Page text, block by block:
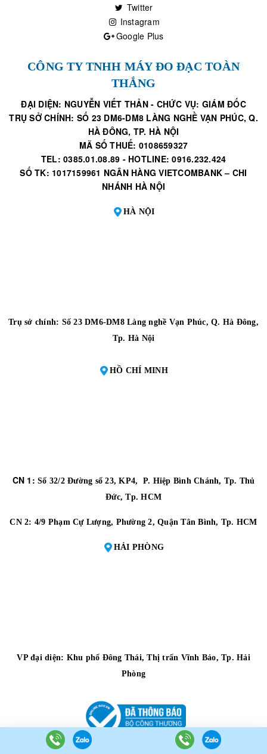
Twitter
Instagram
Google Plus
CÔNG TY TNHH MÁY ĐO ĐẠC TOÀN
THẮNG
ĐẠI DIỆN: NGUYỄN VIẾT THẢN - CHỨC VỤ: GIÁM ĐỐC
TRỤ SỞ CHÍNH: SỐ 23 DM6-DM8 LÀNG NGHỀ VẠN PHÚC, Q.
HÀ ĐÔNG, TP. HÀ NỘI
MÃ SỐ THUẾ: 0108659327
TEL: 0385.01.08.89 - HOTLINE: 0916.232.424
SỐ TK: 1017159961 NGÂN HÀNG VIETCOMBANK – CHI
NHÁNH HÀ NỘI
HÀ NỘI
Trụ sở chính: Số 23 DM6-DM8 Làng nghề Vạn Phúc, Q. Hà Đông,
Tp. Hà Nội
HỒ CHÍ MINH
CN 1: Số 32/2 Đường số 23, KP4, P. Hiệp Bình Chánh, Tp. Thủ
Đức, Tp. HCM
CN 2: 4/9 Phạm Cự Lượng, Phường 2, Quận Tân Bình, Tp. HCM
HẢI PHÒNG
VP đại diện: Khu phố Đông Thái, Thị trấn Vĩnh Bảo, Tp. Hải
Phòng